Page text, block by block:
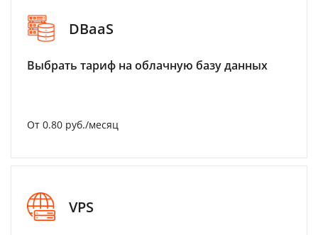
DBaaS
Выбрать тариф на облачную базу данных
От 0.80 руб./месяц
VPS